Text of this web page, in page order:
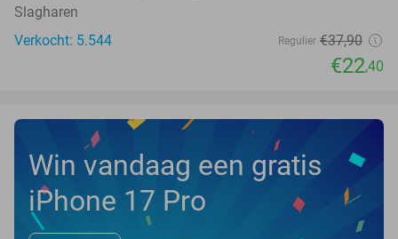
Slagharen
Verkocht: 5.544
Regulier €37,90
€22,40
Win vandaag een gratis
iPhone 17 Pro